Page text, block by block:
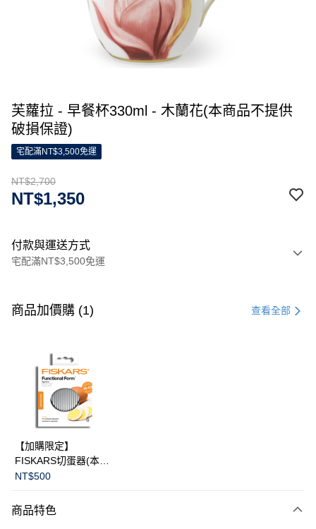
芙蘿拉 - 早餐杯330ml - 木蘭花(本商品不提供
破損保證)
宅配滿NT$3,500免運
NT$2,700
NT$1,350
付款與運送方式
宅配滿NT$3,500免運
信用卡一次付款
3 期 0 利率 每期
合作金庫商業銀行
華南商業銀行
上海商業儲蓄銀行
國泰世華商業銀行
臺灣中小企業銀行
匯豐（台灣）商業銀行
聯邦商業銀行
元大商業銀行
台新國際商業銀行
LINE Pay
Apple Pay
運送方式
黑貓宅急便
商品加價購 (1) 查看全部
【加購限定】
FISKARS切蛋器(本商
品不提供破損保證)
NT$500
商品特色